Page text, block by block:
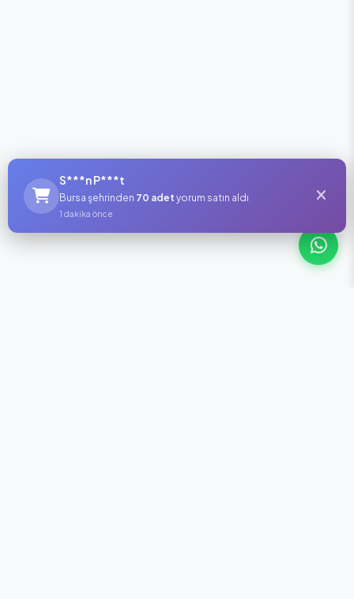
S***n P***t
Bursa şehrinden 70 adet yorum satın aldı
1 dakika önce